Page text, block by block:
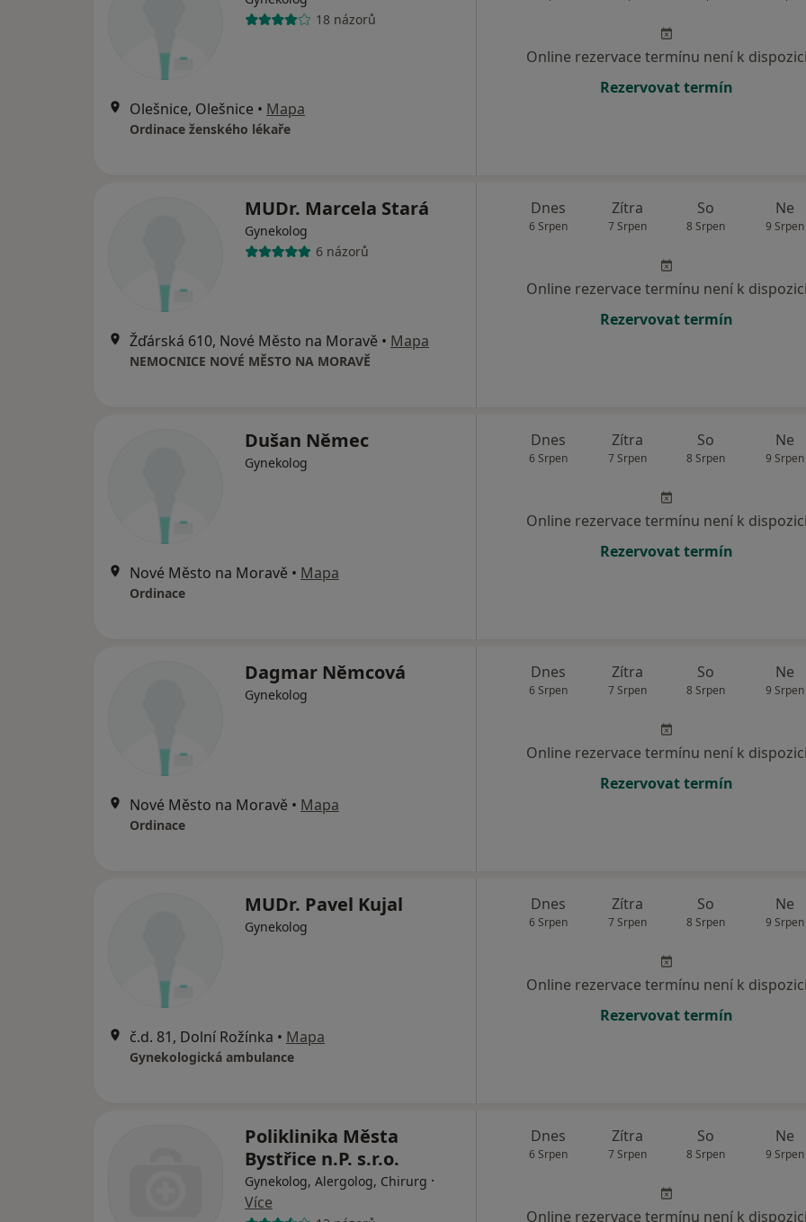
18 názorů
Olešnice, Olešnice • Mapa
Ordinace ženského lékaře
Online rezervace termínu není k dispozici
Rezervovat termín
MUDr. Marcela Stará
Gynekolog
6 názorů
Žďárská 610, Nové Město na Moravě • Mapa
NEMOCNICE NOVÉ MĚSTO NA MORAVĚ
Dnes
6 Srpen
Zítra
7 Srpen
So
8 Srpen
Ne
9 Srpen
Online rezervace termínu není k dispozici
Rezervovat termín
Dušan Němec
Gynekolog
Nové Město na Moravě • Mapa
Ordinace
Dnes
6 Srpen
Zítra
7 Srpen
So
8 Srpen
Ne
9 Srpen
Online rezervace termínu není k dispozici
Rezervovat termín
Dagmar Němcová
Gynekolog
Nové Město na Moravě • Mapa
Ordinace
Dnes
6 Srpen
Zítra
7 Srpen
So
8 Srpen
Ne
9 Srpen
Online rezervace termínu není k dispozici
Rezervovat termín
MUDr. Pavel Kujal
Gynekolog
č.d. 81, Dolní Rožínka • Mapa
Gynekologická ambulance
Dnes
6 Srpen
Zítra
7 Srpen
So
8 Srpen
Ne
9 Srpen
Online rezervace termínu není k dispozici
Rezervovat termín
Poliklinika Města
Bystřice n.P. s.r.o.
Gynekolog, Alergolog, Chirurg ·
Více
Dnes
6 Srpen
Zítra
7 Srpen
So
8 Srpen
Ne
9 Srpen
Online rezervace termínu není k dispozici